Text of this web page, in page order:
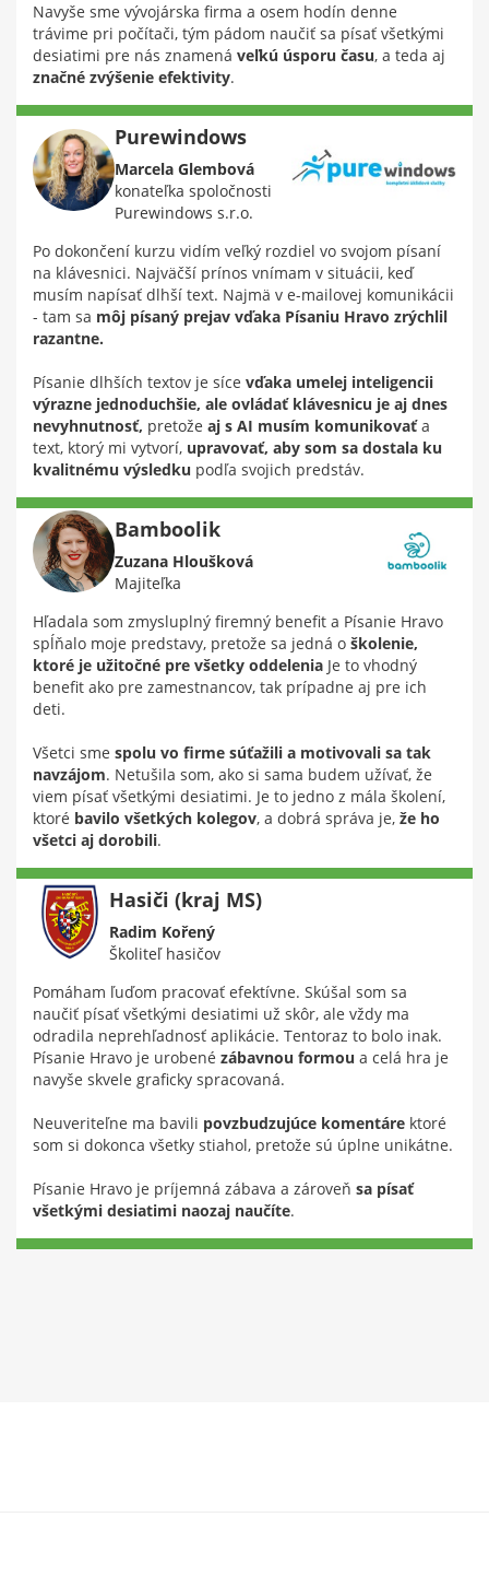
Navyše sme vývojárska firma a osem hodín denne
trávime pri počítači, tým pádom naučiť sa písať všetkými
desiatimi pre nás znamená veľkú úsporu času, a teda aj
značné zvýšenie efektivity.
Purewindows
Marcela Glembová
konateľka spoločnosti
Purewindows s.r.o.
Po dokončení kurzu vidím veľký rozdiel vo svojom písaní
na klávesnici. Najväčší prínos vnímam v situácii, keď
musím napísať dlhší text. Najmä v e-mailovej komunikácii
- tam sa môj písaný prejav vďaka Písaniu Hravo zrýchlil
razantne.
Písanie dlhších textov je síce vďaka umelej inteligencii
výrazne jednoduchšie, ale ovládať klávesnicu je aj dnes
nevyhnutnosť, pretože aj s AI musím komunikovaťa
text, ktorý mi vytvorí, upravovať, aby som sa dostala ku
kvalitnému výsledku podľa svojich predstáv.
Bamboolik
Zuzana Hloušková
Majiteľka
Hľadala som zmysluplný firemný benefit a Písanie Hravo
spĺňalo moje predstavy, pretože sa jedná o školenie,
ktoré je užitočné pre všetky oddelenia Je to vhodný
benefit ako pre zamestnancov, tak prípadne aj pre ich
deti.
Všetci sme spolu vo firme súťažili a motivovali sa tak
navzájom. Netušila som, ako si sama budem užívať, že
viem písať všetkými desiatimi. Je to jedno z mála školení,
ktoré bavilo všetkých kolegov, a dobrá správa je, že ho
všetci aj dorobili.
Hasiči (kraj MS)
Radim Kořený
Školiteľ hasičov
Pomáham ľuďom pracovať efektívne. Skúšal som sa
naučiť písať všetkými desiatimi už skôr, ale vždy ma
odradila neprehľadnosť aplikácie. Tentoraz to bolo inak.
Písanie Hravo je urobené zábavnou formou a celá hra je
navyše skvele graficky spracovaná.
Neuveriteľne ma bavili povzbudzujúce komentáre ktoré
som si dokonca všetky stiahol, pretože sú úplne unikátne.
Písanie Hravo je príjemná zábava a zároveň sa písať
všetkými desiatimi naozaj naučíte.